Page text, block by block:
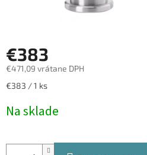
€383
€471,09 vrátane DPH
Jednotková
€383 / 1 ks
Na sklade